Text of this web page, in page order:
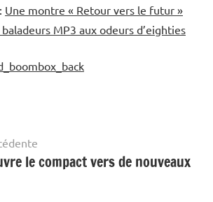
Une montre « Retour vers le futur »
baladeurs MP3 aux odeurs d’eighties
le compact vers de nouveaux